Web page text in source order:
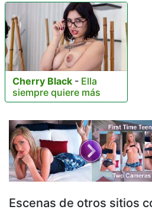
Cherry Black - Ella
siempre quiere más
Escenas de otros sitios